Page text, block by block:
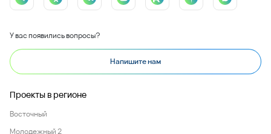
У вас появились вопросы?
Напишите нам
Проекты в регионе
Восточный
Молодежный 2